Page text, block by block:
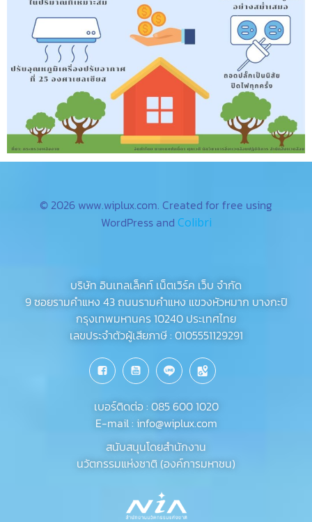
© 2026 www.wiplux.com. Created for free using
WordPress and Colibri
บริษัท อินเทลเล็คท์ เน็ตเวิร์ค เว็บ จำกัด
9 ซอยรามคำแหง 43 ถนนรามคำแหง แขวงหัวหมาก บางกะปิ
กรุงเทพมหานคร 10240 ประเทศไทย
เลขประจำตัวผู้เสียภาษี : 0105551129291
เบอร์ติดต่อ : 085 600 1020
E-mail : info@wiplux.com
สนับสนุน​โดยสำนักงาน
นวัตกรรม​แห่งชาติ​ (องค์การมหาชน)